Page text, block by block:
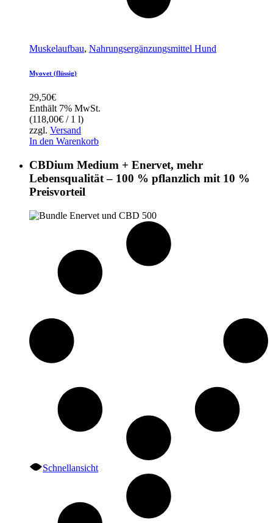
Muskelaufbau, Nahrungsergänzungsmittel Hund
Myovet (flüssig)
29,50€
Enthält 7% MwSt.
(118,00€ / 1 l)
zzgl. Versand
In den Warenkorb
CBDium Medium + Enervet, mehr
Lebensqualität – 100 % pflanzlich mit 10 %
Preisvorteil
Schnellansicht